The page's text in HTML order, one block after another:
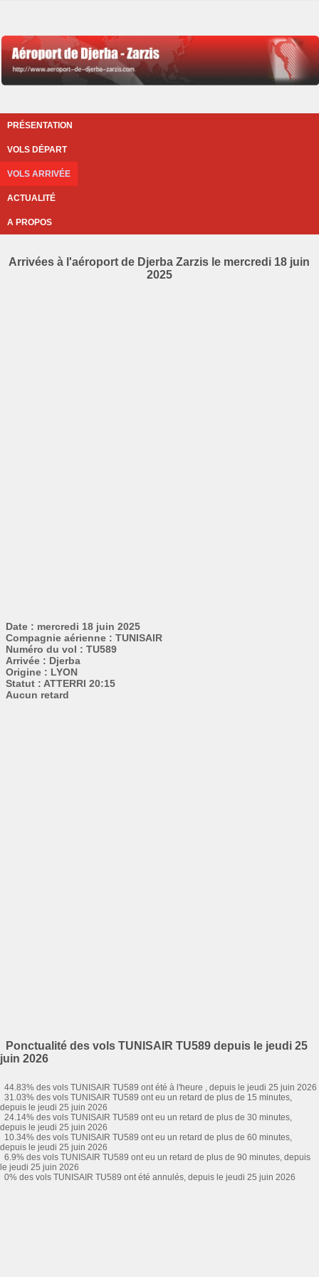
PRÉSENTATION
VOLS DÉPART
VOLS ARRIVÉE
ACTUALITÉ
A PROPOS
Arrivées à l'aéroport de Djerba Zarzis le mercredi 18 juin
2025
Date : mercredi 18 juin 2025
Compagnie aérienne : TUNISAIR
Numéro du vol : TU589
Arrivée : Djerba
Origine : LYON
Statut : ATTERRI 20:15
Aucun retard
Ponctualité des vols TUNISAIR TU589 depuis le jeudi 25
juin 2026
44.83% des vols TUNISAIR TU589 ont été à l'heure , depuis le jeudi 25 juin 2026
31.03% des vols TUNISAIR TU589 ont eu un retard de plus de 15 minutes,
depuis le jeudi 25 juin 2026
24.14% des vols TUNISAIR TU589 ont eu un retard de plus de 30 minutes,
depuis le jeudi 25 juin 2026
10.34% des vols TUNISAIR TU589 ont eu un retard de plus de 60 minutes,
depuis le jeudi 25 juin 2026
6.9% des vols TUNISAIR TU589 ont eu un retard de plus de 90 minutes, depuis
le jeudi 25 juin 2026
0% des vols TUNISAIR TU589 ont été annulés, depuis le jeudi 25 juin 2026